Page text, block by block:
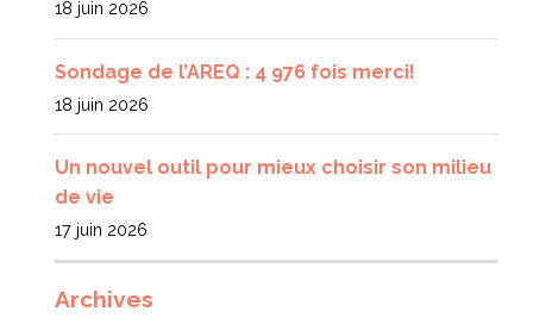
18 juin 2026
Sondage de l’AREQ : 4 976 fois merci!
18 juin 2026
Un nouvel outil pour mieux choisir son milieu
de vie
17 juin 2026
Archives